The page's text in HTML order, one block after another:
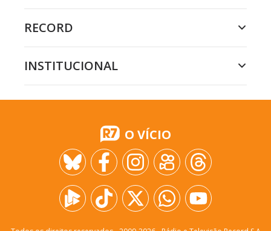
RECORD
INSTITUCIONAL
O VÍCIO